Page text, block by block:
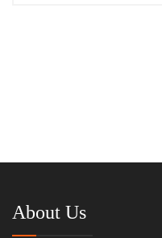
About Us